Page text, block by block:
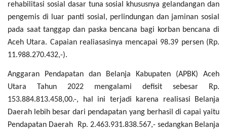
rehabilitasi sosial dasar tuna sosial khususnya gelandangan dan
pengemis di luar panti sosial, perlindungan dan jaminan sosial
pada saat tanggap dan paska bencana bagi korban bencana di
Aceh Utara. Capaian realiasasinya mencapai 98.39 persen (Rp.
11.988.270.432,-).
Anggaran Pendapatan dan Belanja Kabupaten (APBK) Aceh
Utara Tahun 2022 mengalami defisit sebesar Rp.
153.884.813.458,00.-, hal ini terjadi karena realisasi Belanja
Daerah lebih besar dari pendapatan yang berhasil di capai yaitu
Pendapatan Daerah Rp. 2.463.931.838.567,- sedangkan Belanja